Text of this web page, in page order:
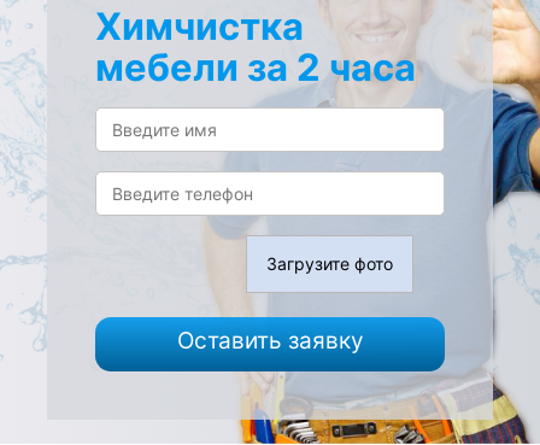
Химчистка
мебели за 2 часа
Загрузите фото
Оставить заявку